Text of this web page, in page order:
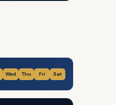
Wed Thu Fri Sat